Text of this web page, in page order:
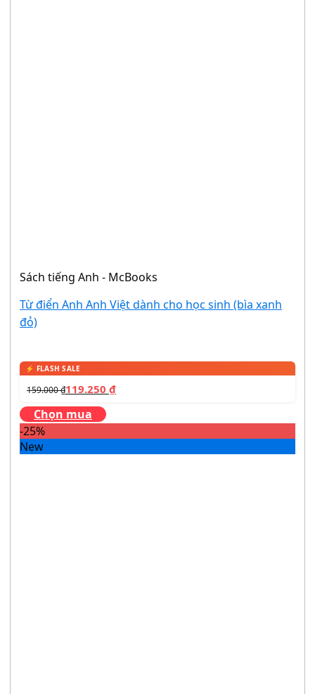
Sách tiếng Anh - McBooks
Từ điển Anh Anh Việt dành cho học sinh (bìa xanh
đỏ)
159.000₫119.250 ₫
Chọn mua
-25%
New